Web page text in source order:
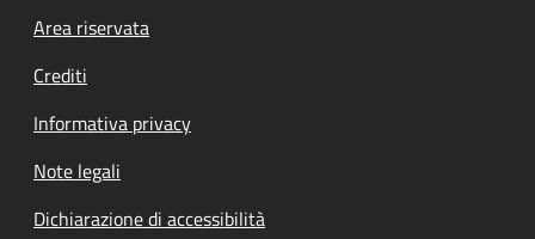
Footer menu
Area riservata
Crediti
Informativa privacy
Note legali
Dichiarazione di accessibilità